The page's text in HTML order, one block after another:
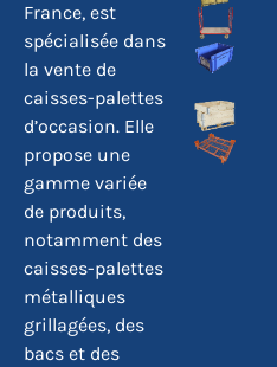
France, est
spécialisée dans
la vente de
caisses-palettes
d’occasion. Elle
propose une
gamme variée
de produits,
notamment des
caisses-palettes
métalliques
grillagées, des
bacs et des